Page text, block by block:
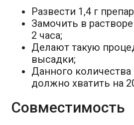
Развести 1,4 г
Замочить в
2 часа;
Делают такую
высадки;
Данного количества
должно хватить на
Совместимость